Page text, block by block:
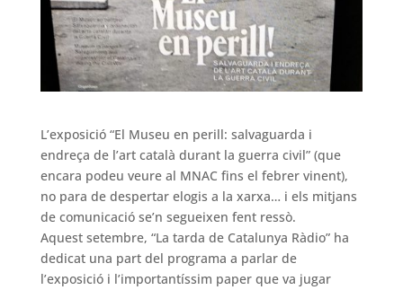
L’exposició “El Museu en perill: salvaguarda i
endreça de l’art català durant la guerra civil” (que
encara podeu veure al MNAC fins el febrer vinent),
no para de despertar elogis a la xarxa… i els mitjans
de comunicació se’n segueixen fent ressò.
Aquest setembre, “La tarda de Catalunya Ràdio” ha
dedicat una part del programa a parlar de
l’exposició i l’importantíssim paper que va jugar